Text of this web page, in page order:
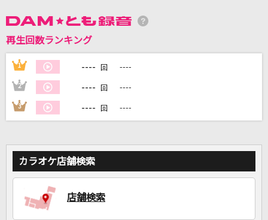
カラオケをもっと楽しもう！
家族や友達と一緒に！練習にも！
再生回数ランキング
1 ---- 回 ----
2 ---- 回 ----
3 ---- 回 ----
カラオケ店舗検索
店舗検索